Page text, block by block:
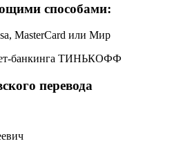
способами:
MasterCard или Мир
банкинга ТИНЬКОФФ
перевода